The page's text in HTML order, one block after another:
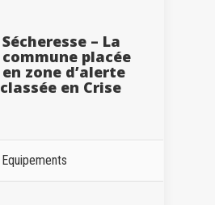
Sécheresse – La
commune placée
en zone d’alerte
classée en Crise
Equipements